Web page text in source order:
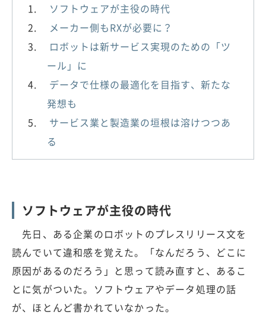
ソフトウェアが主役の時代
メーカー側もRXが必要に？
ロボットは新サービス実現のための「ツ
ール」に
データで仕様の最適化を目指す、新たな
発想も
サービス業と製造業の垣根は溶けつつあ
る
ソフトウェアが主役の時代
先日、ある企業のロボットのプレスリリース文を
読んでいて違和感を覚えた。「なんだろう、どこに
原因があるのだろう」と思って読み直すと、あるこ
とに気がついた。ソフトウェアやデータ処理の話
が、ほとんど書かれていなかった。